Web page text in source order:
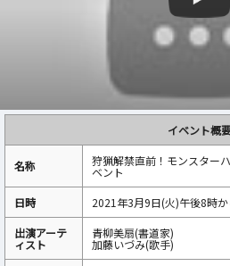
イベント概
名称 狩猟解禁直前！モンスター
ベント
日時
2021年3月9日(火)午後8時
出演アーテ
ィスト
青柳美扇(書道家)
加藤いづみ(歌手)